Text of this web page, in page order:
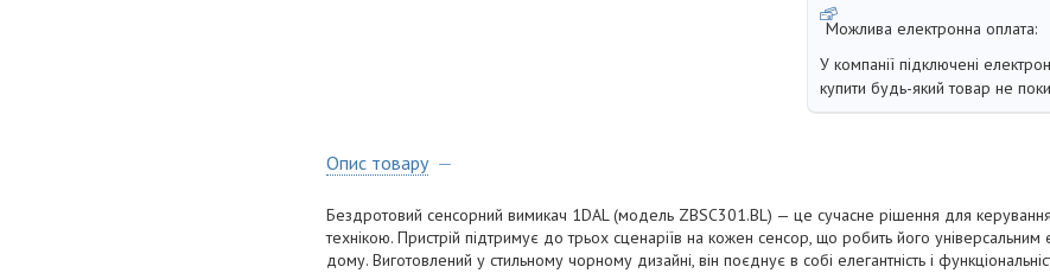
У компанії підключені
купити будь-який товар не
Опис товару
Бездротовий сенсорний вимикач 1DAL (модель ZBSC301.BL) — це сучасне рішення для
технікою. Пристрій підтримує до трьох сценаріїв на кожен сенсор, що робить його
дому. Виготовлений у стильному чорному дизайні, він поєднує в собі елегантність і